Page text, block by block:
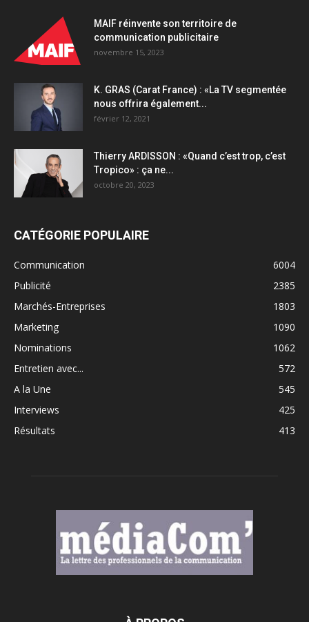
MAIF réinvente son territoire de
communication publicitaire
novembre 15, 2023
K. GRAS (Carat France) : «La TV segmentée
nous offrira également...
février 12, 2021
Thierry ARDISSON : «Quand c’est trop, c’est
Tropico» : ça ne...
octobre 20, 2023
CATÉGORIE POPULAIRE
Communication
6004
Publicité
2385
Marchés-Entreprises
1803
Marketing
1090
Nominations
1062
Entretien avec...
572
A la Une
545
Interviews
425
Résultats
413